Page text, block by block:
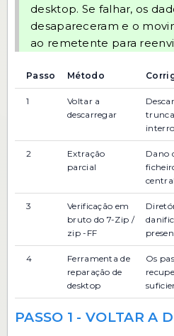
desktop. Se falhar, os
desapareceram e o
ao remetente para
Passo Método
1
Voltar a
descarregar
2
Extração
parcial
Dano
3
Verificação em
bruto do 7-Zip /
zip -FF
4
Ferramenta de
reparação de
desktop
Os
PASSO 1 - VOLTAR A